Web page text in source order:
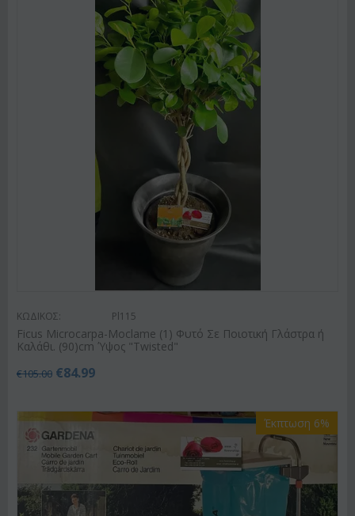
ΚΩΔΙΚΟΣ: Pl115
Ficus Microcarpa-Moclame (1) Φυτό Σε Ποιοτική Γλάστρα ή
Καλάθι. (90)cm Ύψος "Twisted"
€105.00 €84.99
Έκπτωση 6%